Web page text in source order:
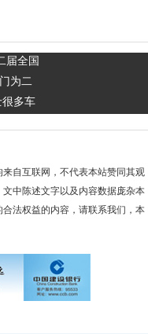
届全国
为二
很多车
自互联网，不代表本站赞同其观
中陈述文字以及内容数据庞杂本
法权益的内容，请联系我们，本